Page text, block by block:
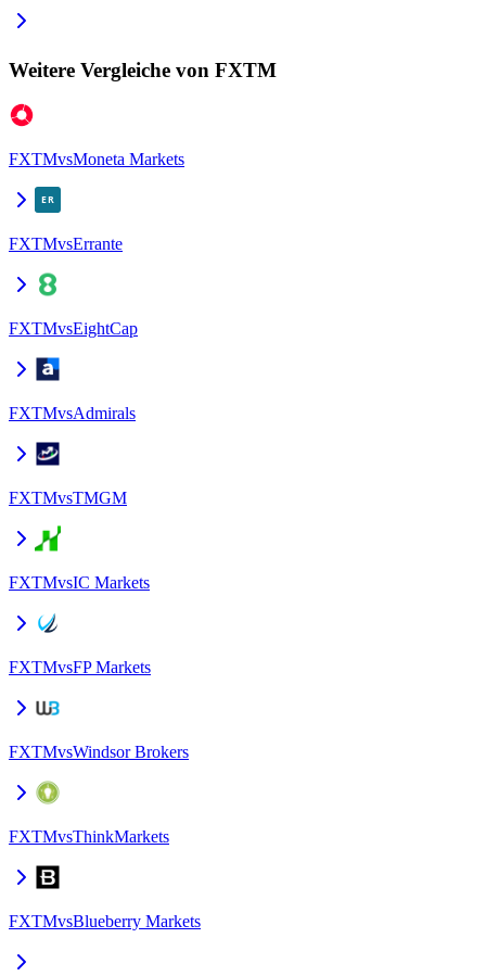
Weitere Vergleiche von FXTM
FXTMvsMoneta Markets
FXTMvsErrante
FXTMvsEightCap
FXTMvsAdmirals
FXTMvsTMGM
FXTMvsIC Markets
FXTMvsFP Markets
FXTMvsWindsor Brokers
FXTMvsThinkMarkets
FXTMvsBlueberry Markets